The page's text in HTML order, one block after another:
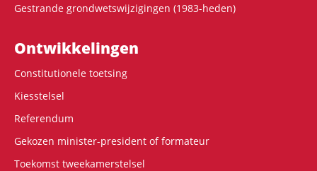
Gestrande grondwetswijzigingen (1983-heden)
Ontwikke­lingen
Constitutionele toetsing
Kiesstelsel
Referendum
Gekozen minister-president of formateur
Toekomst tweekamerstelsel